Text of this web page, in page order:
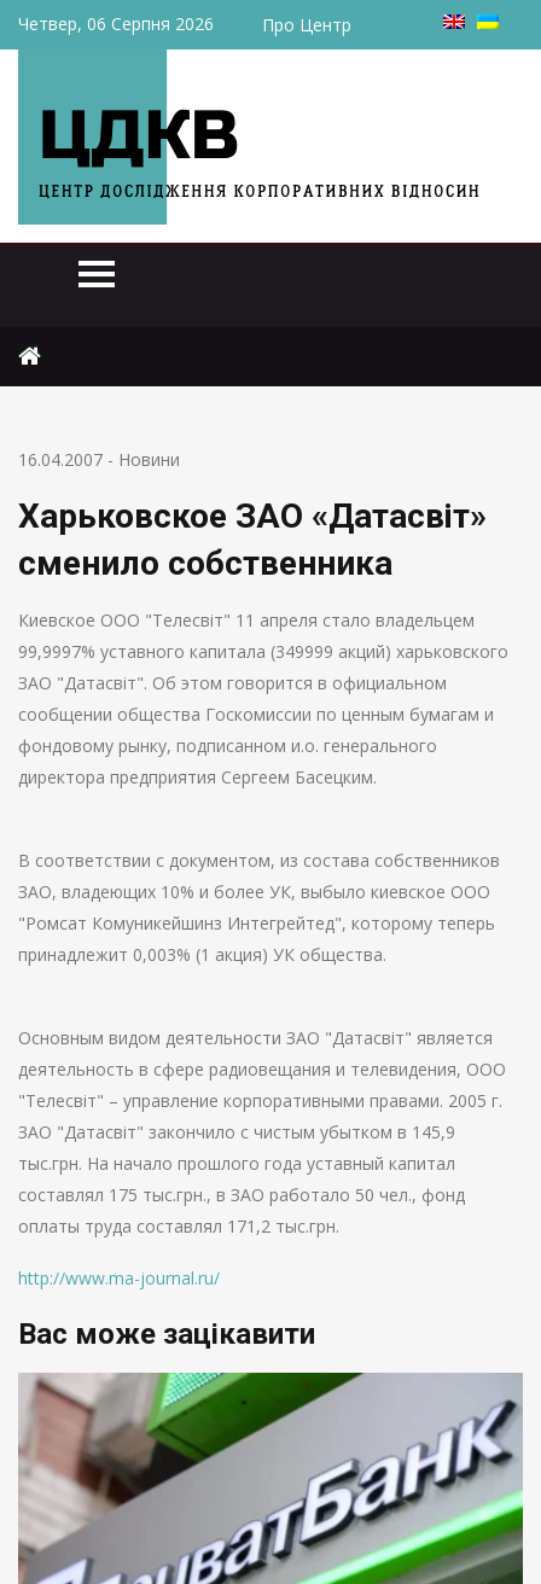
Четвер, 06 Серпня 2026 Про Центр
Харьковское ЗАО «Датасвіт» сменило собственника
16.04.2007 - Новини
Харьковское ЗАО «Датасвіт»
сменило собственника
Киевское ООО "Телесвіт" 11 апреля стало владельцем
99,9997% уставного капитала (349999 акций) харьковского
ЗАО "Датасвіт". Об этом говорится в официальном
сообщении общества Госкомиссии по ценным бумагам и
фондовому рынку, подписанном и.о. генерального
директора предприятия Сергеем Басецким.
В соответствии с документом, из состава собственников
ЗАО, владеющих 10% и более УК, выбыло киевское ООО
"Ромсат Комуникейшинз Интегрейтед", которому теперь
принадлежит 0,003% (1 акция) УК общества.
Основным видом деятельности ЗАО "Датасвіт" является
деятельность в сфере радиовещания и телевидения, ООО
"Телесвіт" – управление корпоративными правами. 2005 г.
ЗАО "Датасвіт" закончило с чистым убытком в 145,9
тыс.грн. На начало прошлого года уставный капитал
составлял 175 тыс.грн., в ЗАО работало 50 чел., фонд
оплаты труда составлял 171,2 тыс.грн.
http://www.ma-journal.ru/
Вас може зацікавити